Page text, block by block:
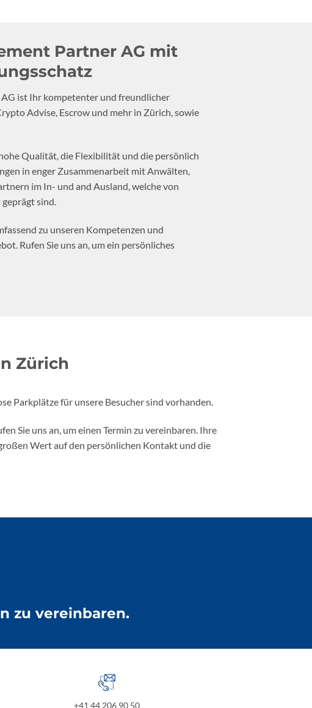
Partner AG mit
ist Ihr kompetenter und freundlicher
Advise, Escrow und mehr in Zürich, sowie
Qualität, die Flexibilität und die persönlich
in enger Zusammenarbeit mit Anwälten,
im In- und and Ausland, welche von
sind.
zu unseren Kompetenzen und
Rufen Sie uns an, um ein persönliches
Zürich
Parkplätze für unsere Besucher sind vorhanden.
Sie uns an, um einen Termin zu vereinbaren. Ihre
Wert auf den persönlichen Kontakt und die
zu vereinbaren.
+41 44 206 90 50